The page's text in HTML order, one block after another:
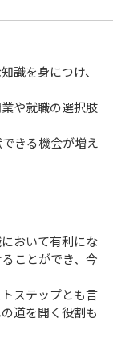
識を身につけ、
や就職の選択肢
きる機会が増え
おいて有利にな
ことができ、今
ステップとも言
道を開く役割も